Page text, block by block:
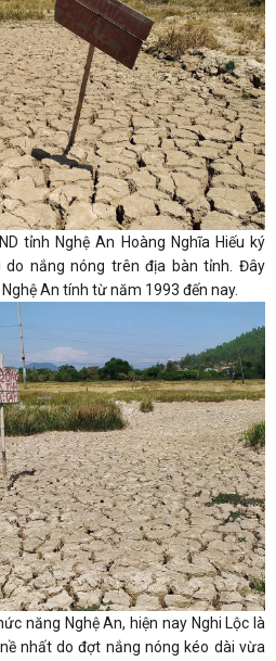
tỉnh Nghệ An Hoàng Nghĩa Hiếu ký
nắng nóng trên địa bàn tỉnh. Đây
An tính từ năm 1993 đến nay.
năng Nghệ An, hiện nay Nghi Lộc là
nhất do đợt nắng nóng kéo dài vừa